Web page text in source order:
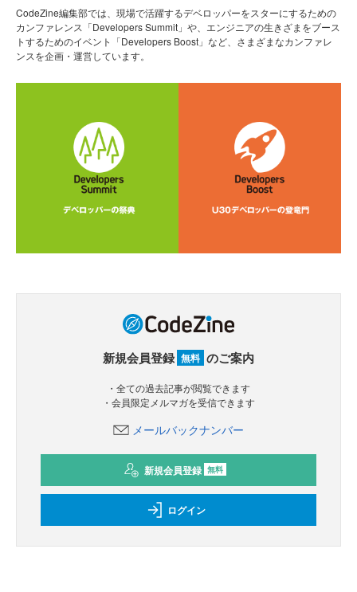
CodeZine編集部では、現場で活躍するデベロッパーをスターにするための
カンファレンス「Developers Summit」や、エンジニアの生きざまをブース
トするためのイベント「Developers Boost」など、さまざまなカンファレ
ンスを企画・運営しています。
新規会員登録 無料 のご案内
・全ての過去記事が閲覧できます
・会員限定メルマガを受信できます
メールバックナンバー
新規会員登録 無料
ログイン